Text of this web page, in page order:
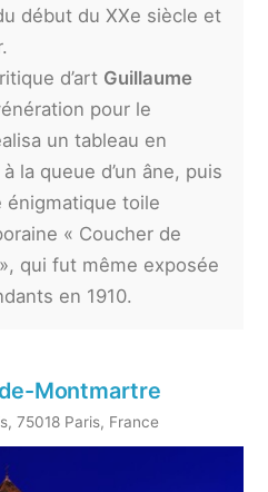
début du XXe siècle et
d’art Guillaume
pour le
un tableau en
la queue d’un âne, puis
énigmatique toile
« Coucher de
qui fut même exposée
en 1910.
Montmartre
75018 Paris, France